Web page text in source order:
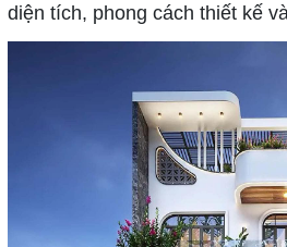
diện tích, phong cách thiết kế